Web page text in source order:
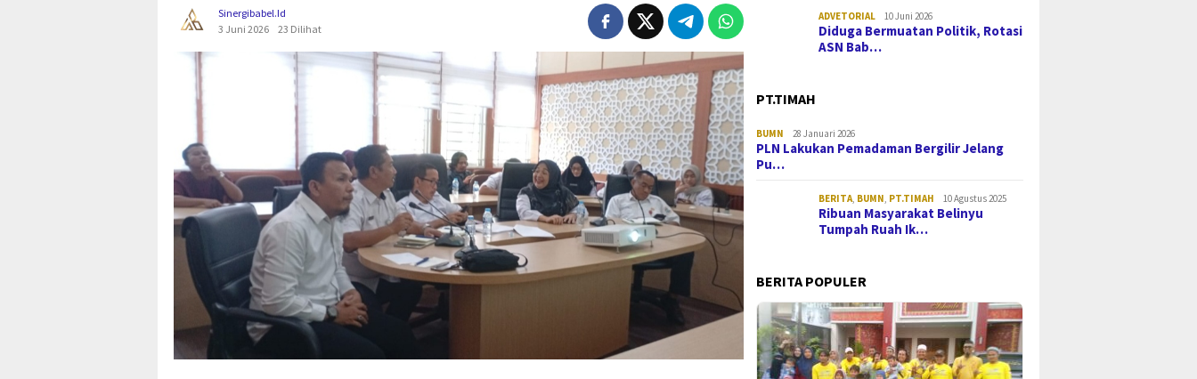
Sinergibabel.id
3 Juni 2026
23 Dilihat
ADVETORIAL 10 Juni 2026
Diduga Bermuatan Politik, Rotasi
ASN Bab…
PT.TIMAH
BUMN 28 Januari 2026
PLN Lakukan Pemadaman Bergilir Jelang
Pu…
BERITA, BUMN, PT.TIMAH 10 Agustus 2025
Ribuan Masyarakat Belinyu
Tumpah Ruah Ik…
BERITA POPULER